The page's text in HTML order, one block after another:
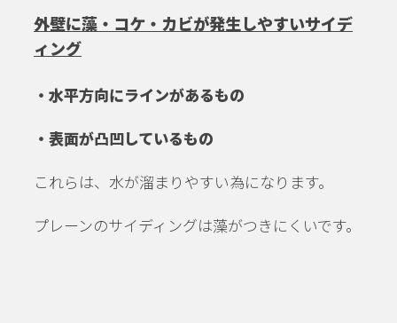
外壁に藻・コケ・カビが発生しやすいサイデ
ィング
・水平方向にラインがあるもの
・表面が凸凹しているもの
これらは、水が溜まりやすい為になります。
プレーンのサイディングは藻がつきにくいです。